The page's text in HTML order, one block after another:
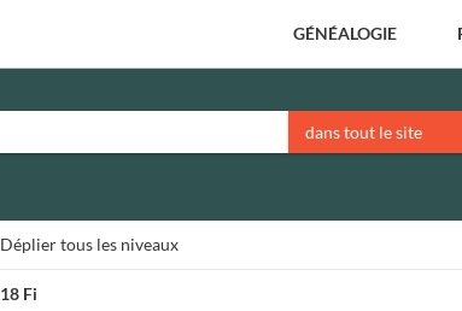
GÉNÉALOGIE
dans tout le site
Dépliertous les niveaux
18 Fi